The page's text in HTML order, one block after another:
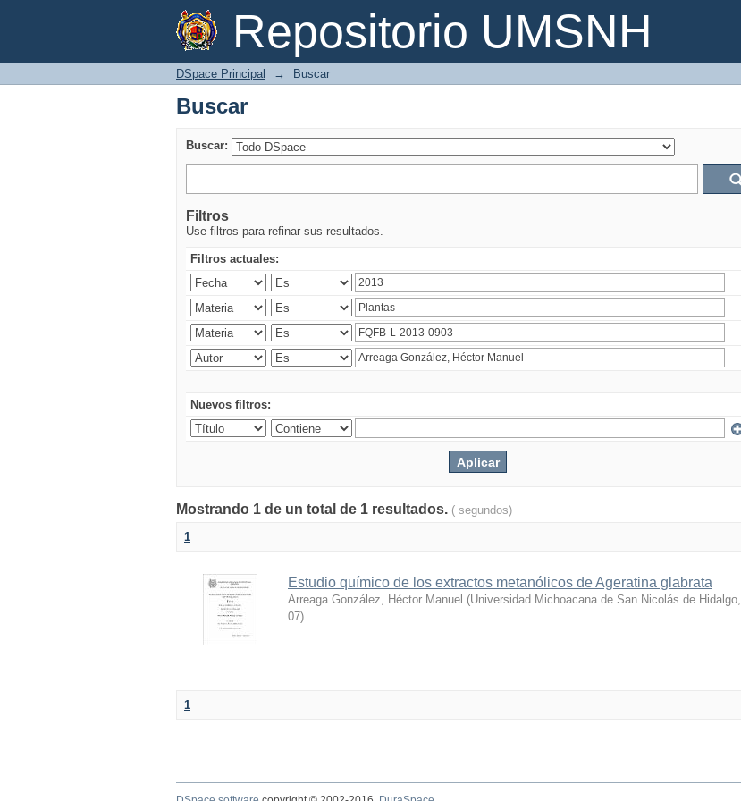
Repositorio UMSNH
Buscar
DSpace Principal → Buscar
Buscar
Buscar:
Filtros
Use filtros para refinar sus resultados.
Filtros actuales:
Nuevos filtros:
Mostrando 1 de un total de 1 resultados. ( segundos)
1
Estudio químico de los extractos metanólicos de Ageratina glabrata
Arreaga González, Héctor Manuel (Universidad Michoacana de San Nicolás de Hidalgo,
07)
1